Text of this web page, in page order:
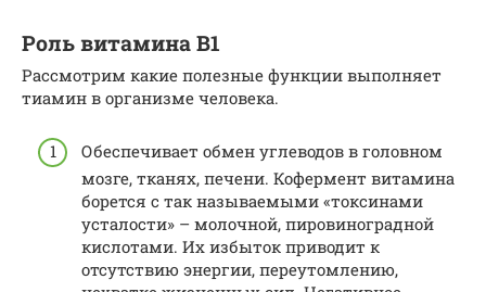
Роль витамина В1
Рассмотрим какие полезные функции выполняет
тиамин в организме человека.
Обеспечивает обмен углеводов в головном
мозге, тканях, печени. Кофермент витамина
борется с так называемыми «токсинами
усталости» – молочной, пировиноградной
кислотами. Их избыток приводит к
отсутствию энергии, переутомлению,